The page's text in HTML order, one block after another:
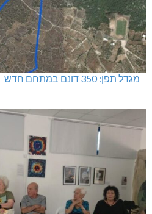
מגדל תפן: 350 דונם במתחם חדש